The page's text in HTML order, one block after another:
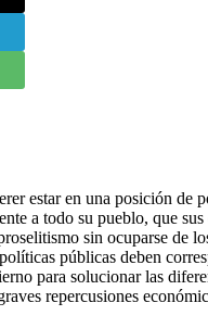
estar en una posición de
a todo su pueblo, que
sin ocuparse de
públicas deben
para solucionar las
repercusiones